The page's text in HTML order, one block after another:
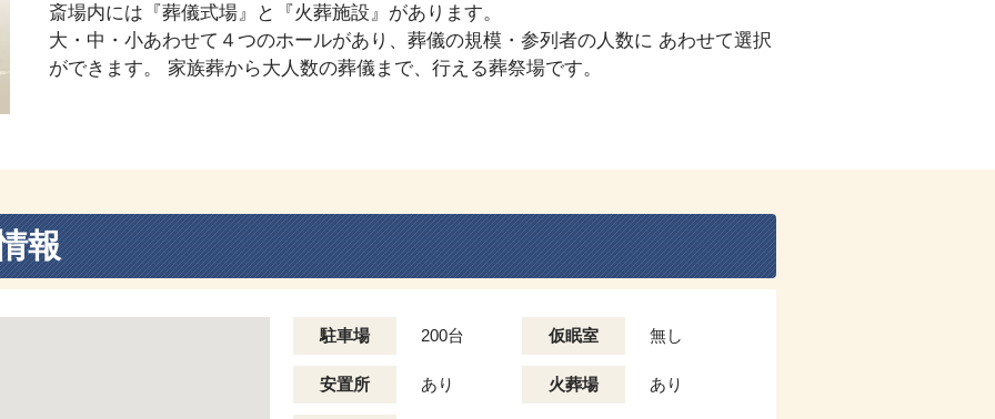
斎場内には『葬儀式場』と『火葬施設』があります。
大・中・小あわせて４つのホールがあり、葬儀の規模・参列者の人数に あわせて選択
ができます。 家族葬から大人数の葬儀まで、行える葬祭場です。
報
駐車場 200台 仮眠室 無し
安置所 あり 火葬場 あり